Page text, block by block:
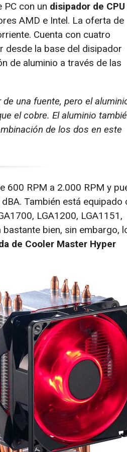
con un disipador de CPU
AMD e Intel. La oferta de
Cuenta con cuatro
desde la base del disipador
de aluminio a través de las
una fuente, pero el
el cobre. El aluminio
de los dos en este
600 RPM a 2.000 RPM y
También está equipado
LGA1200, LGA1151,
bien, sin embargo,
de Cooler Master Hyper